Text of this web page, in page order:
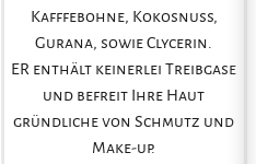
Kafffebohne, Kokosnuss,
Gurana, sowie Clycerin.
ER enthält keinerlei Treibgase
und befreit Ihre Haut
gründliche von Schmutz und
Make-up.